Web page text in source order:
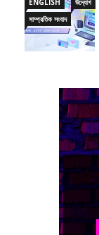
ENGLISH
উদ্যোগ
সাম্প্রতিক সংবাদ